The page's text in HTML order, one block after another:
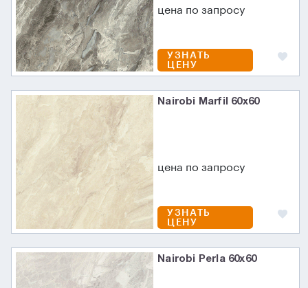
цена по запросу
УЗНАТЬ
ЦЕНУ
Nairobi Marfil 60x60
цена по запросу
УЗНАТЬ
ЦЕНУ
Nairobi Perla 60x60